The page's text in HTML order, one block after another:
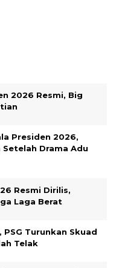
2026 Resmi, Big
Presiden 2026,
Drama Adu
Resmi Dirilis,
Laga Berat
PSG Turunkan Skuad
Telak